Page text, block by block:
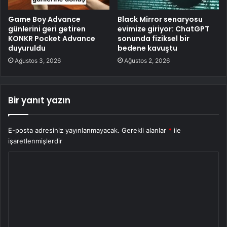
Game Boy Advance
günlerini geri getiren
KONKR Pocket Advance
duyuruldu
Ağustos 3, 2026
Black Mirror senaryosu
evimize giriyor: ChatGPT
sonunda fiziksel bir
bedene kavuştu
Ağustos 2, 2026
Bir yanıt yazın
E-posta adresiniz yayınlanmayacak. Gerekli alanlar * ile
işaretlenmişlerdir